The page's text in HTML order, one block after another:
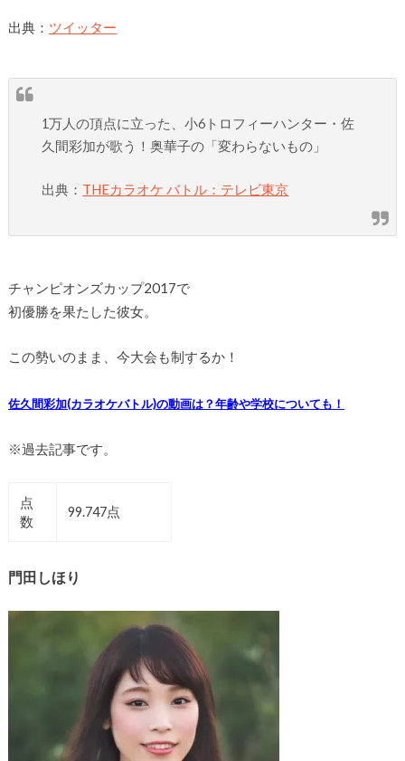
出典： ツイッター
1万人の頂点に立った、小6トロフィーハンター・佐
久間彩加が歌う！奥華子の「変わらないもの」
出典： THEカラオケ バトル：テレビ東京
チャンピオンズカップ2017で
初優勝を果たした彼女。
この勢いのまま、今大会も制するか！
佐久間彩加(カラオケバトル)の動画は？年齢や学校についても！
※過去記事です。
点
数
99.747点
門田しほり